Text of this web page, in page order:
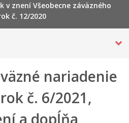
v znení Všeobecne záväzného
č. 12/2020
nariadenie
č. 6/2021,
a dopĺňa